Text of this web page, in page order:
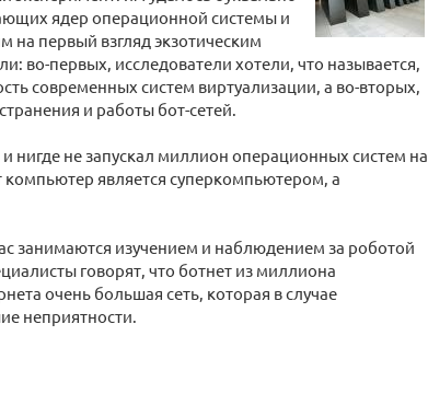
ядер операционной системы и
на первый взгляд экзотическим
во-первых, исследователи хотели, что называется,
современных систем виртуализации, а во-вторых,
и работы бот-сетей.
нигде не запускал миллион операционных систем на
является суперкомпьютером, а
занимаются изучением и наблюдением за роботой
говорят, что ботнет из миллиона
очень большая сеть, которая в случае
неприятности.